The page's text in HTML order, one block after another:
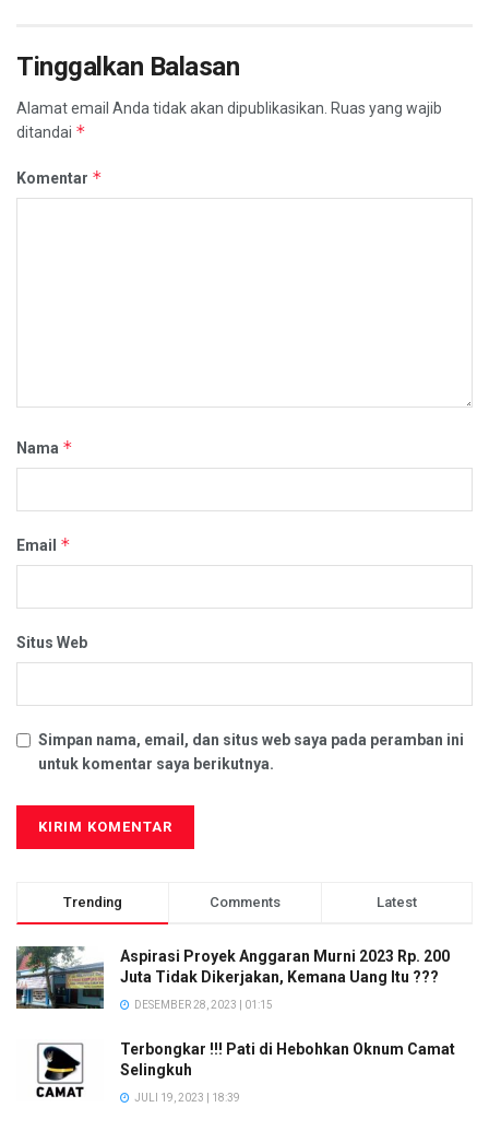
Tinggalkan Balasan
Alamat email Anda tidak akan dipublikasikan. Ruas yang wajib
ditandai *
Komentar *
Nama *
Email *
Situs Web
Simpan nama, email, dan situs web saya pada peramban ini
untuk komentar saya berikutnya.
Trending Comments Latest
Aspirasi Proyek Anggaran Murni 2023 Rp. 200
Juta Tidak Dikerjakan, Kemana Uang Itu ???
DESEMBER 28, 2023 | 01:15
Terbongkar !!! Pati di Hebohkan Oknum Camat
Selingkuh
JULI 19, 2023 | 18:39